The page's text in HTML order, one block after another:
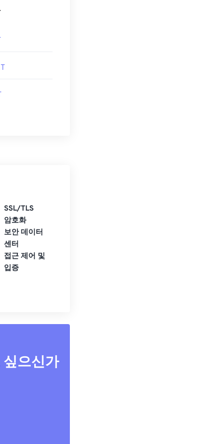
SSL/TLS
암호화
보안 데이터
센터
접근 제어 및
입증
으신가